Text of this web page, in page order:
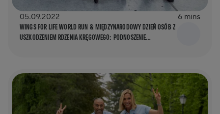
05.09.2022 6 mins
WINGS FOR LIFE WORLD RUN & MIĘDZYNARODOWY DZIEŃ OSÓB Z
USZKODZENIEM RDZENIA KRĘGOWEGO: PODNOSZENIE